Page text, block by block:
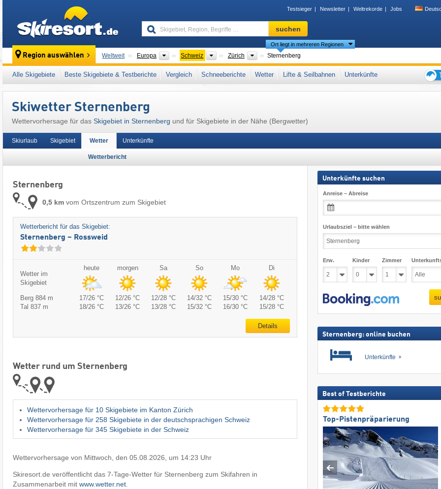
Testsieger Newsletter Weltrekorde Jobs
Skigebiet,
Region,
Begriffe
…
suchen
Region auswählen Weltweit Europa Kontinente
Schweiz LänderZürich Großregionen
Ort liegt in mehreren Regionen
Sternenberg
Dieser Ort liegt auch in: Appenzeller Alpen Deutschschweiz Schweizer Alpen , Westalpen , Alpen , Westeuropa Mitteleuropa
Alle Skigebiete Beste Skigebiete & Testberichte Vergleich Schneeberichte Wetter Lifte & Seilbahnen
Unterkünfte
Skiwetter Sternenberg
Wettervorhersage für das Skigebiet in Sternenberg und für Skigebiete in der Nähe (Bergwetter)
Skiurlaub Skigebiet Wetter
Wetterbericht
Unterkünfte
Sternenberg
0,5 kmvom Ortszentrum zum Skigebiet
Wetterbericht für das Skigebiet:
Sternenberg – Rossweid
Wetter im
Skigebiet
heute morgen Sa So Mo Di
Berg 884 m 17/26 °C 12/26 °C 12/28 °C 14/32 °C 15/30 °C
14/28 °C
Tal 837 m
18/26 °C 13/26 °C 13/28 °C 15/32 °C 16/30 °C 15/28 °C
Details
Wetter rund um Sternenberg
Wettervorhersage für 10 Skigebiete im Kanton Zürich
Wettervorhersage für 258 Skigebiete in der deutschsprachigen Schweiz
Wettervorhersage für 345 Skigebiete in der Schweiz
Wettervorhersage von Mittwoch, den 05.08.2026, um 14:23 Uhr
Skiresort.de veröffentlicht das 7-Tage-Wetter für Sternenberg zum Skifahren in
Zusammenarbeit mit www.wetter.net.
Unterkünfte suchen
Anreise – Abreise
Urlaubsziel – bitte wählen
Erw. Kinder Zimmer
Sternenberg: online buchen
Unterkünfte
Best of Testberichte
Top-Pistenpräparierung